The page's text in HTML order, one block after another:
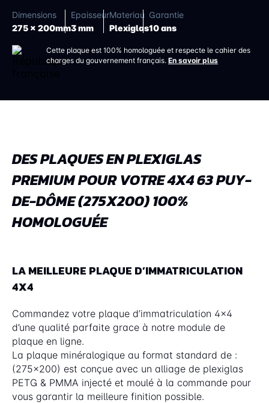
Dimensions
275 x 200mm
Epaisseur
3 mm
Materiau
Plexiglas
Garantie
10 ans
Cette plaque est 100% homologuée et respecte le cahier des
charges du gouvernement français. En savoir plus
DES PLAQUES EN PLEXIGLAS
PREMIUM POUR VOTRE 4X4 63 PUY-
DE-DÔME (275X200) 100%
HOMOLOGUÉE
LA MEILLEURE PLAQUE D’IMMATRICULATION
4X4
Commandez votre plaque d’immatriculation 4x4
d’une qualité parfaite grace à notre module de
plaque en ligne.
La plaque minéralogique au format standard de :
(275x200) est conçue avec un alliage de plexiglas
PETG & PMMA injecté et moulé à la commande pour
vous garantir la meilleure finition possible.